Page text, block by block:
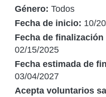
Género: Todos
Fecha de inicio: 10/
Fecha de
02/15/2025
Fecha estimada de
03/04/2027
Acepta voluntarios